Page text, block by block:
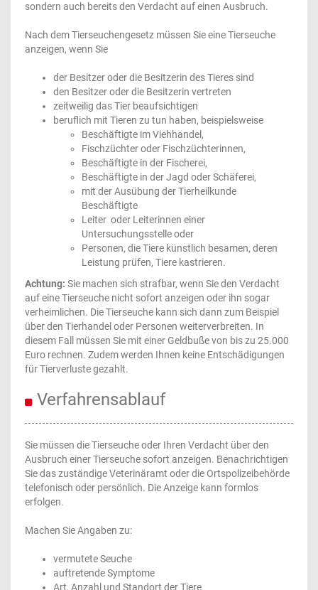
sondern auch bereits den Verdacht auf einen Ausbruch.
Nach dem Tierseuchengesetz müssen Sie eine Tierseuche
anzeigen, wenn Sie
der Besitzer oder die Besitzerin des Tieres sind
den Besitzer oder die Besitzerin vertreten
zeitweilig das Tier beaufsichtigen
beruflich mit Tieren zu tun haben, beispielsweise
Beschäftigte im Viehhandel,
Fischzüchter oder Fischzüchterinnen,
Beschäftigte in der Fischerei,
Beschäftigte in der Jagd oder Schäferei,
mit der Ausübung der Tierheilkunde
Beschäftigte
Leiter oder Leiterinnen einer
Untersuchungsstelle oder
Personen, die Tiere künstlich besamen, deren
Leistung prüfen, Tiere kastrieren.
Achtung: Sie machen sich strafbar, wenn Sie den Verdacht
auf eine Tierseuche nicht sofort anzeigen oder ihn sogar
verheimlichen. Die Tierseuche kann sich dann zum Beispiel
über den Tierhandel oder Personen weiterverbreiten. In
diesem Fall müssen Sie mit einer Geldbuße von bis zu 25.000
Euro rechnen. Zudem werden Ihnen keine Entschädigungen
für Tierverluste gezahlt.
Verfahrensablauf
Sie müssen die Tierseuche oder Ihren Verdacht über den
Ausbruch einer Tierseuche sofort anzeigen. Benachrichtigen
Sie das zuständige Veterinäramt oder die Ortspolizeibehörde
telefonisch oder persönlich. Die Anzeige kann formlos
erfolgen.
Machen Sie Angaben zu:
vermutete Seuche
auftretende Symptome
Art, Anzahl und Standort der Tiere